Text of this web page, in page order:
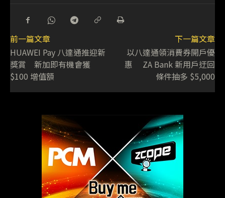
前一篇文章
HUAWEI Pay 八達通推迎新
獎賞 新加即有機會獲
$100 增值額
下一篇文章
以八達通領消費券開戶優
惠 ZA Bank 新用戶迂回
條件抽多 $5,000